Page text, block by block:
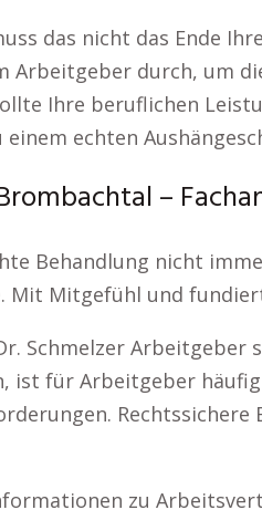
das nicht das Ende
Arbeitgeber durch, um
Ihre beruflichen
echten
–
Behandlung nicht
Mit Mitgefühl und
Schmelzer Arbeitgeber
ist für Arbeitgeber
zu